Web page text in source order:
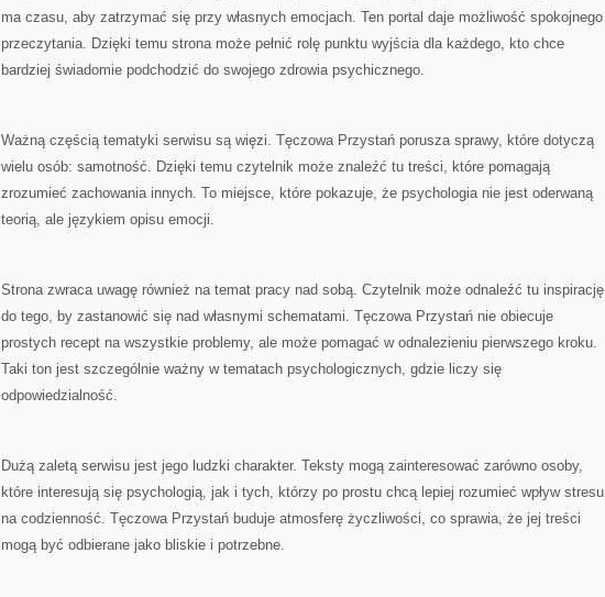
ma czasu, aby zatrzymać się przy własnych emocjach. Ten portal daje możliwość spokojnego
przeczytania. Dzięki temu strona może pełnić rolę punktu wyjścia dla każdego, kto chce
bardziej świadomie podchodzić do swojego zdrowia psychicznego.
Ważną częścią tematyki serwisu są więzi. Tęczowa Przystań porusza sprawy, które dotyczą
wielu osób: samotność. Dzięki temu czytelnik może znaleźć tu treści, które pomagają
zrozumieć zachowania innych. To miejsce, które pokazuje, że psychologia nie jest oderwaną
teorią, ale językiem opisu emocji.
Strona zwraca uwagę również na temat pracy nad sobą. Czytelnik może odnaleźć tu inspirację
do tego, by zastanowić się nad własnymi schematami. Tęczowa Przystań nie obiecuje
prostych recept na wszystkie problemy, ale może pomagać w odnalezieniu pierwszego kroku.
Taki ton jest szczególnie ważny w tematach psychologicznych, gdzie liczy się
odpowiedzialność.
Dużą zaletą serwisu jest jego ludzki charakter. Teksty mogą zainteresować zarówno osoby,
które interesują się psychologią, jak i tych, którzy po prostu chcą lepiej rozumieć wpływ stresu
na codzienność. Tęczowa Przystań buduje atmosferę życzliwości, co sprawia, że jej treści
mogą być odbierane jako bliskie i potrzebne.